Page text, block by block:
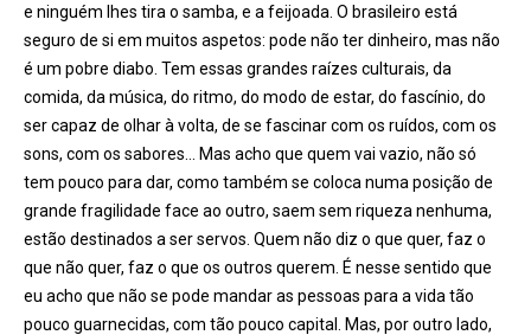
e ninguém lhes tira o samba, e a feijoada. O brasileiro está
seguro de si em muitos aspetos: pode não ter dinheiro, mas não
é um pobre diabo. Tem essas grandes raízes culturais, da
comida, da música, do ritmo, do modo de estar, do fascínio, do
ser capaz de olhar à volta, de se fascinar com os ruídos, com os
sons, com os sabores… Mas acho que quem vai vazio, não só
tem pouco para dar, como também se coloca numa posição de
grande fragilidade face ao outro, saem sem riqueza nenhuma,
estão destinados a ser servos. Quem não diz o que quer, faz o
que não quer, faz o que os outros querem. É nesse sentido que
eu acho que não se pode mandar as pessoas para a vida tão
pouco guarnecidas, com tão pouco capital. Mas, por outro lado,